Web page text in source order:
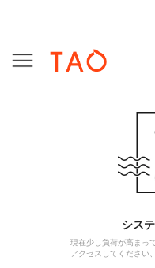
シス
現在少し負荷が高まっ
アクセスしてください